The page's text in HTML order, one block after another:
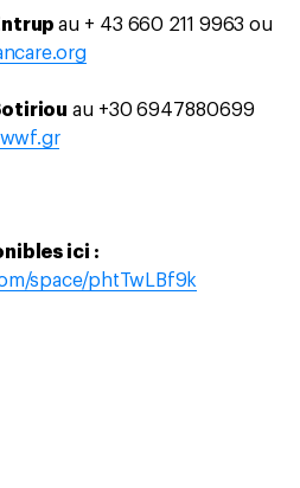
au + 43 660 211 9963 ou
au +30 6947880699
ici :
space/phtTwLBf9k